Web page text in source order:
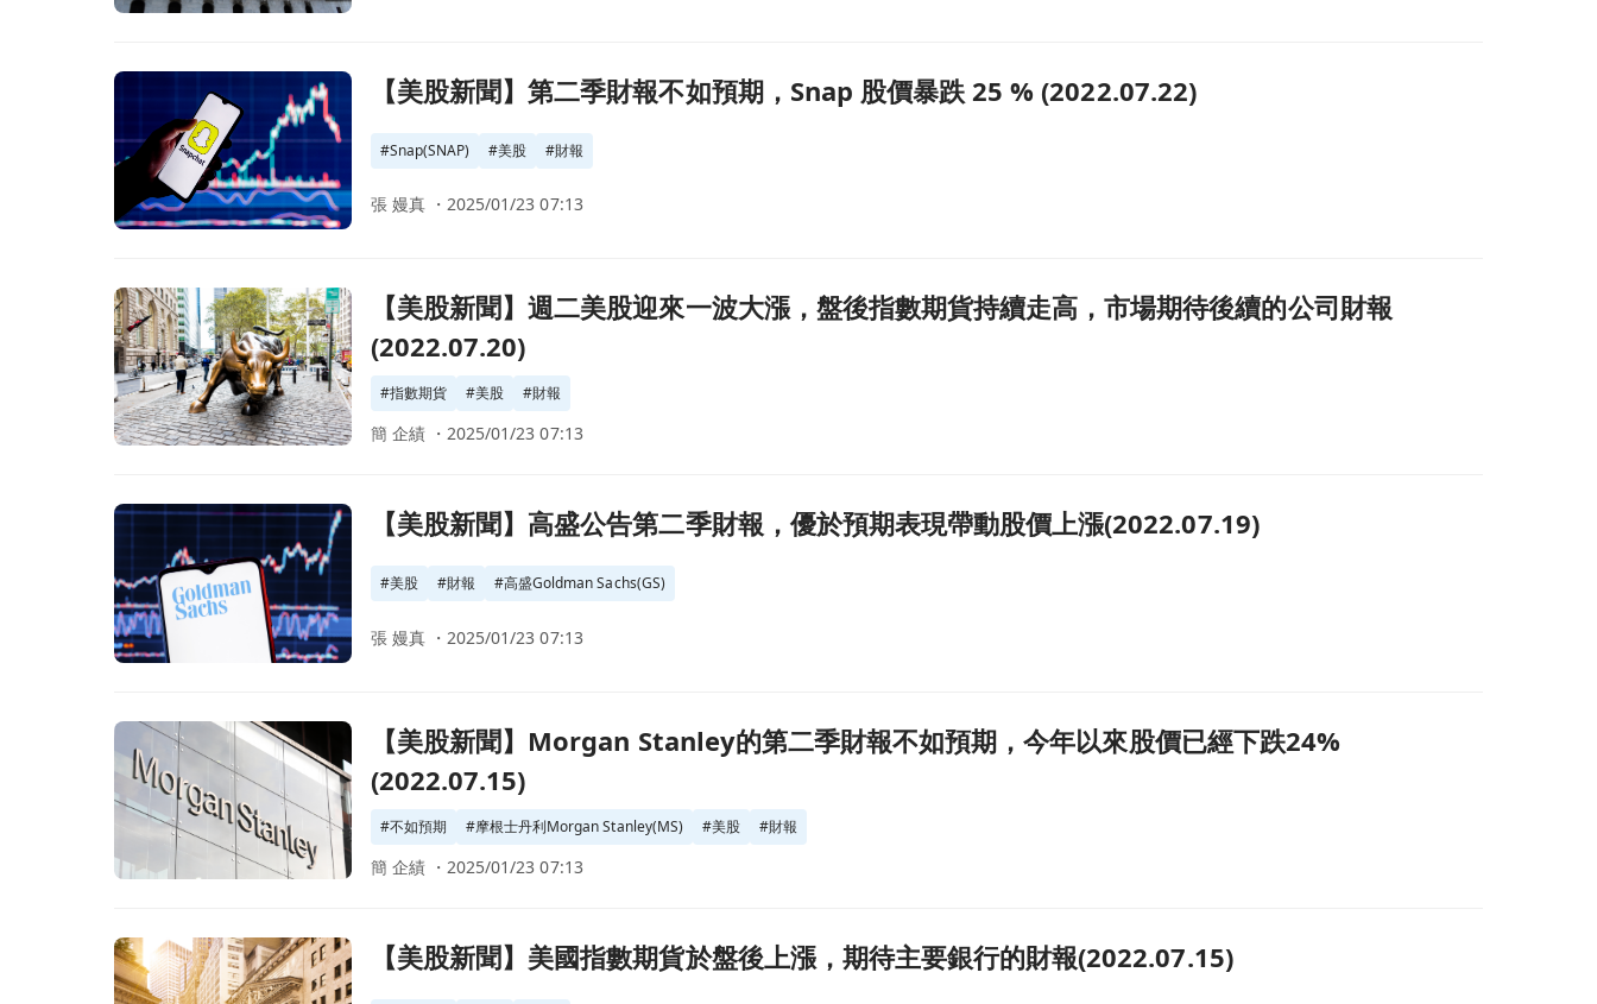
前往【美股新聞】第二季財報不如預期，Snap 股價暴跌 25 % (2022.07.22)頁面
【美股新聞】第二季財報不如預期，Snap 股價暴跌 25 % (2022.07.22)
#Snap(SNAP) #美股 #財報
張 嫚真 ・ 2025/01/23 07:13
前往【美股新聞】週二美股迎來一波大漲，盤後指數期貨持續走高，市場期待後續的公司財報(2022.07.20)頁面
【美股新聞】週二美股迎來一波大漲，盤後指數期貨持續走高，市場期待後續的公司財報
(2022.07.20)
#指數期貨 #美股 #財報
簡 企績 ・2025/01/23 07:13
前往【美股新聞】高盛公告第二季財報，優於預期表現帶動股價上漲(2022.07.19)頁面
【美股新聞】高盛公告第二季財報，優於預期表現帶動股價上漲(2022.07.19)
#美股 #財報 #高盛Goldman Sachs(GS)
張 嫚真 ・ 2025/01/23 07:13
前往【美股新聞】Morgan Stanley的第二季財報不如預期，今年以來股價已經下跌24%(2022.07.15)頁面
【美股新聞】Morgan Stanley的第二季財報不如預期，今年以來股價已經下跌24%
(2022.07.15)
#不如預期 #摩根士丹利Morgan Stanley(MS) #美股 #財報
簡 企績 ・ 2025/01/23 07:13
前往【美股新聞】美國指數期貨於盤後上漲，期待主要銀行的財報(2022.07.15)頁面
【美股新聞】美國指數期貨於盤後上漲，期待主要銀行的財報(2022.07.15)